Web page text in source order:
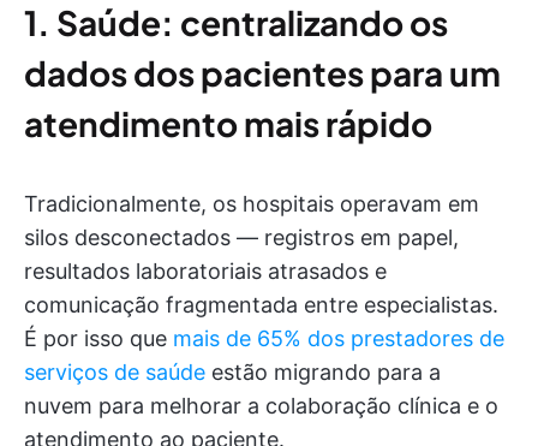
1. Saúde: centralizando os
dados dos pacientes para um
atendimento mais rápido
Tradicionalmente, os hospitais operavam em
silos desconectados — registros em papel,
resultados laboratoriais atrasados e
comunicação fragmentada entre especialistas.
É por isso que mais de 65% dos prestadores de
serviços de saúde estão migrando para a
nuvem para melhorar a colaboração clínica e o
atendimento ao paciente.